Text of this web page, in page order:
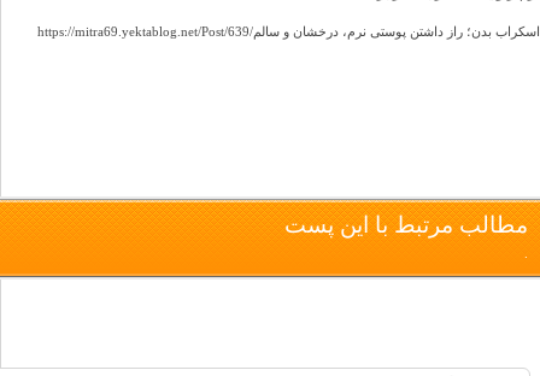
https://mitra69.yektablog.net/Post/639/اسکراب بدن؛ راز داشتن پوستی نرم، درخشان و سالم
مطالب مرتبط با این پست